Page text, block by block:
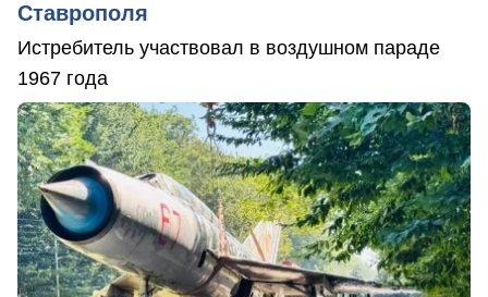
Ставрополя
Истребитель участвовал в воздушном параде
1967 года